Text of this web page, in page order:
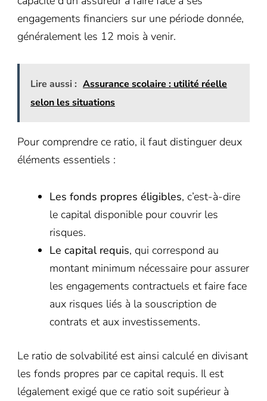
engagements financiers sur une période donnée,
généralement les 12 mois à venir.
Lire aussi : Assurance scolaire : utilité réelle
selon les situations
Pour comprendre ce ratio, il faut distinguer deux
éléments essentiels :
Les fonds propres éligibles, c’est-à-dire
le capital disponible pour couvrir les
risques.
Le capital requis, qui correspond au
montant minimum nécessaire pour assurer
les engagements contractuels et faire face
aux risques liés à la souscription de
contrats et aux investissements.
Le ratio de solvabilité est ainsi calculé en divisant
les fonds propres par ce capital requis. Il est
légalement exigé que ce ratio soit supérieur à